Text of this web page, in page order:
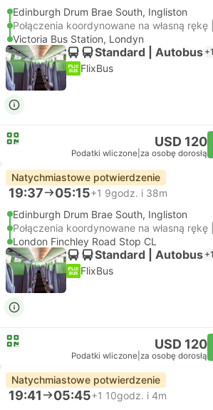
Edinburgh Drum Brae South, Ingliston
Połączenia koordynowane na własną
Victoria Bus Station, Londyn
Standard | Autobus +1
FlixBus
USD 120
Podatki wliczone za osobę dorosłą
Natychmiastowe potwierdzenie
19:37 05:15+1 9godz. i 38m
Edinburgh Drum Brae South, Ingliston
Połączenia koordynowane na własną
London Finchley Road Stop CL
Standard | Autobus +1
FlixBus
USD 120
Podatki wliczone za osobę dorosłą
Natychmiastowe potwierdzenie
19:41 05:45+1 10godz. i 4m